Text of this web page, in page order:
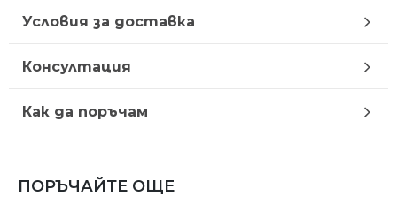
Условия за доставка
Консултация
Как да поръчам
ПОРЪЧАЙТЕ ОЩЕ